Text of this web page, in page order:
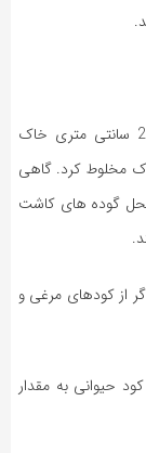
با توجه به اینکه ریشه های کدو در سطح 15 تا 20 سانتی متری خاک
مخلوط کرد. گاهی
محل گوده های کاشت
از کودهای مرغی و
حیوانی به مقدار